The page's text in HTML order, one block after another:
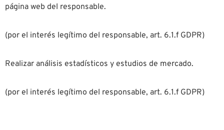
página web del responsable.
(por el interés legítimo del responsable, art. 6.1.f GDPR)
Realizar análisis estadísticos y estudios de mercado.
(por el interés legítimo del responsable, art. 6.1.f GDPR)